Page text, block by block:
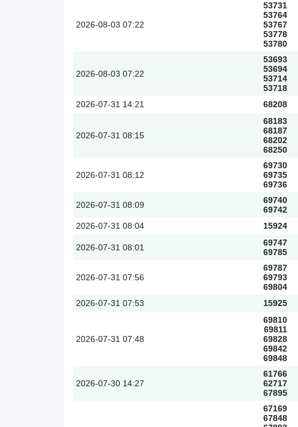
2026-08-03 07:22
53731
53764
53767
53778
53780
2026-08-03 07:22
53693
53694
53714
53718
2026-07-31 14:21 68208
2026-07-31 08:15
68183
68187
68202
68250
2026-07-31 08:12
69730
69735
69736
2026-07-31 08:09
69740
69742
2026-07-31 08:04 15924
2026-07-31 08:01
69747
69785
2026-07-31 07:56
69787
69793
69804
2026-07-31 07:53 15925
2026-07-31 07:48
69810
69811
69828
69842
69848
2026-07-30 14:27
61766
62717
67895
67169
67848